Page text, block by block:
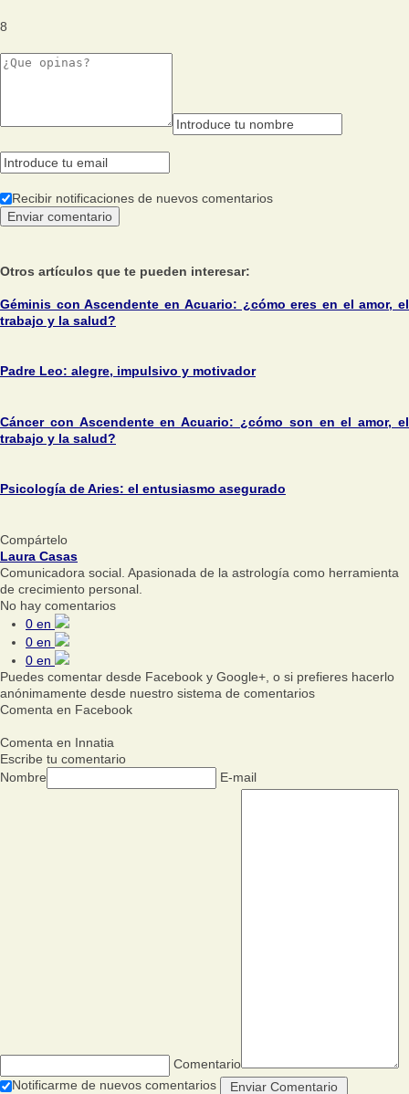
8
Recibir notificaciones de nuevos comentarios
Otros artículos que te pueden interesar:
Géminis con Ascendente en Acuario: ¿cómo eres en el amor, el
trabajo y la salud?
Padre Leo: alegre, impulsivo y motivador
Cáncer con Ascendente en Acuario: ¿cómo son en el amor, el
trabajo y la salud?
Psicología de Aries: el entusiasmo asegurado
Compártelo
Laura Casas
Comunicadora social. Apasionada de la astrología como herramienta
de crecimiento personal.
No hay comentarios
0 en
0 en
0 en
Puedes comentar desde Facebook y Google+, o si prefieres hacerlo
anónimamente desde nuestro sistema de comentarios
Comenta en Facebook
Comenta en Innatia
Escribe tu comentario
Nombre
E-mail
Comentario
Notificarme de nuevos comentarios